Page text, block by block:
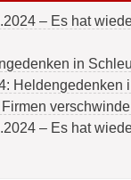
– Es hat
in
Heldengedenken
– Es hat